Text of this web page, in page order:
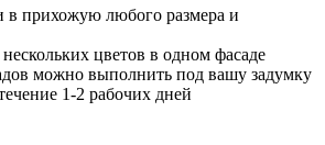
в прихожую любого размера и
цветов в одном фасаде
можно выполнить под вашу задумку
1-2 рабочих дней